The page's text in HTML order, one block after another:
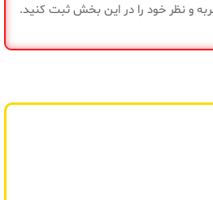
و نظر خود را در این بخش ثبت کنید.